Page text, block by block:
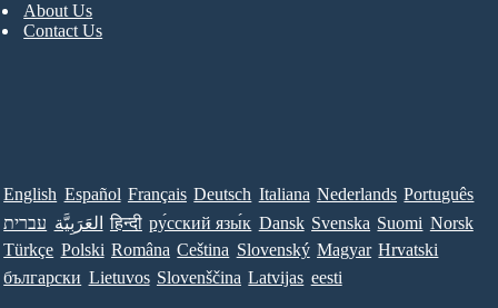
About Us
Contact Us
English Español Français Deutsch Italiana Nederlands Português
עברית العَرَبِيَّة हिन्दी ру́сский язы́к Dansk Svenska Suomi Norsk
Türkçe Polski Româna Ceština Slovenský Magyar Hrvatski
български Lietuvos Slovenščina Latvijas eesti